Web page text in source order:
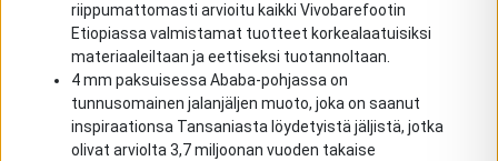
riippumattomasti arvioitu kaikki Vivobarefootin
Etiopiassa valmistamat tuotteet korkealaatuisiksi
materiaaleiltaan ja eettiseksi tuotannoltaan.
4 mm paksuisessa Ababa-pohjassa on
tunnusomainen jalanjäljen muoto, joka on saanut
inspiraationsa Tansaniasta löydetyistä jäljistä, jotka
olivat arviolta 3,7 miljoonan vuoden takaise